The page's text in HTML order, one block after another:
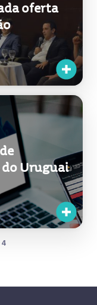
oferta
do Uruguai
4